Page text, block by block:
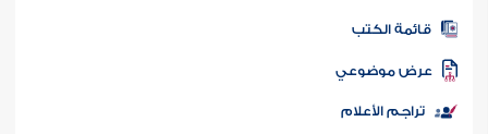
المكتبة
الكتب
موضوعي